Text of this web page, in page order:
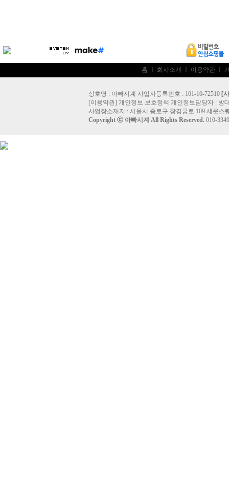
홈 회사소개 이용약관
상호명 : 아빠시계 사업자등록번호 : 101-10-72510 [
[이용약관] 개인정보 보호정책 개인정보담당자 : 방
사업장소재지 : 서울시 종로구 창경궁로 109 세운스
Copyright ⓒ 아빠시계 All Rights Reserved. 010-